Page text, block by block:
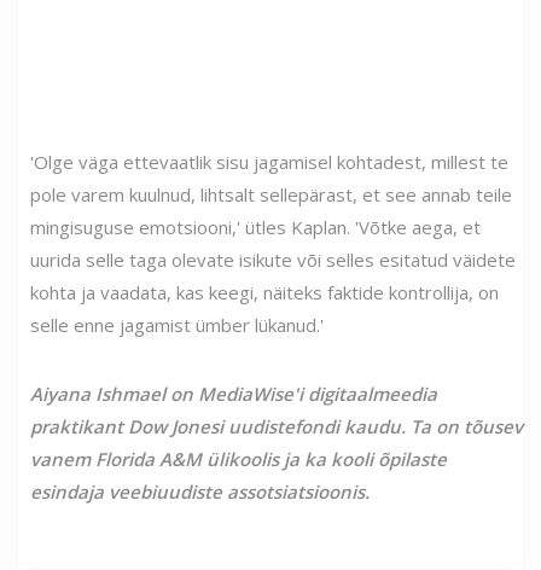
'Olge väga ettevaatlik sisu jagamisel kohtadest, millest te
pole varem kuulnud, lihtsalt sellepärast, et see annab teile
mingisuguse emotsiooni,' ütles Kaplan. 'Võtke aega, et
uurida selle taga olevate isikute või selles esitatud väidete
kohta ja vaadata, kas keegi, näiteks faktide kontrollija, on
selle enne jagamist ümber lükanud.'
Aiyana Ishmael on MediaWise'i digitaalmeedia
praktikant Dow Jonesi uudistefondi kaudu. Ta on tõusev
vanem Florida A&M ülikoolis ja ka kooli õpilaste
esindaja veebiuudiste assotsiatsioonis.